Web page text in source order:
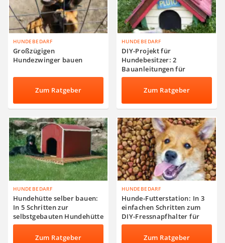
HUNDEBEDARF
Großzügigen
Hundezwinger bauen
Zum Ratgeber
HUNDEBEDARF
DIY-Projekt für
Hundebesitzer: 2
Bauanleitungen für
Hundehütten und
WurfboxenZum Ratgeber
HUNDEBEDARF
Hundehütte selber bauen:
In 5 Schritten zur
selbstgebauten Hundehütte
Zum Ratgeber
HUNDEBEDARF
Hunde-Futterstation: In 3
einfachen Schritten zum
DIY-Fressnapfhalter für
Hunde
Zum Ratgeber